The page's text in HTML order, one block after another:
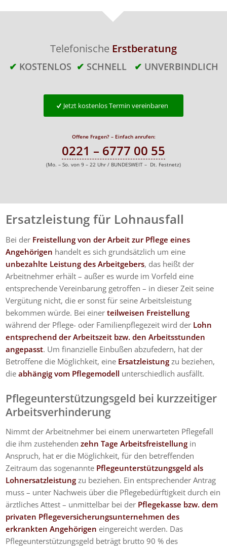
Telefonische Erstberatung
✔ KOSTENLOS ✔ SCHNELL ✔ UNVERBINDLICH
Jetzt kostenlos Termin vereinbaren
Offene Fragen? – Einfach anrufen:
0221 – 6777 00 55
(Mo. – So. von 9 – 22 Uhr / BUNDESWEIT – Dt. Festnetz)
Ersatzleistung für Lohnausfall
Bei der Freistellung von der Arbeit zur Pflege eines
Angehörigen handelt es sich grundsätzlich um eine
unbezahlte Leistung des Arbeitgebers, das heißt der
Arbeitnehmer erhält – außer es wurde im Vorfeld eine
entsprechende Vereinbarung getroffen – in dieser Zeit seine
Vergütung nicht, die er sonst für seine Arbeitsleistung
bekommen würde. Bei einerteilweisen Freistellung
während der Pflege- oder Familienpflegezeit wird der Lohn
entsprechend der Arbeitszeit bzw. den Arbeitsstunden
angepasst. Um finanzielle Einbußen abzufedern, hat der
Betroffene die Möglichkeit, eine Ersatzleistung zu beziehen,
dieabhängig vom Pflegemodell unterschiedlich ausfällt.
Pflegeunterstützungsgeld bei kurzzeitiger
Arbeitsverhinderung
Nimmt der Arbeitnehmer bei einem unerwarteten Pflegefall
die ihm zustehendenzehn Tage Arbeitsfreistellung in
Anspruch, hat er die Möglichkeit, für den betreffenden
Zeitraum das sogenannte Pflegeunterstützungsgeld als
Lohnersatzleistung zu beziehen. Ein entsprechender Antrag
muss – unter Nachweis über die Pflegebedürftigkeit durch ein
ärztliches Attest – unmittelbar bei der Pflegekasse bzw. dem
privaten Pflegeversicherungsunternehmen des
erkrankten Angehörigen eingereicht werden. Das
Pflegeunterstützungsgeld beträgt brutto 90 % des